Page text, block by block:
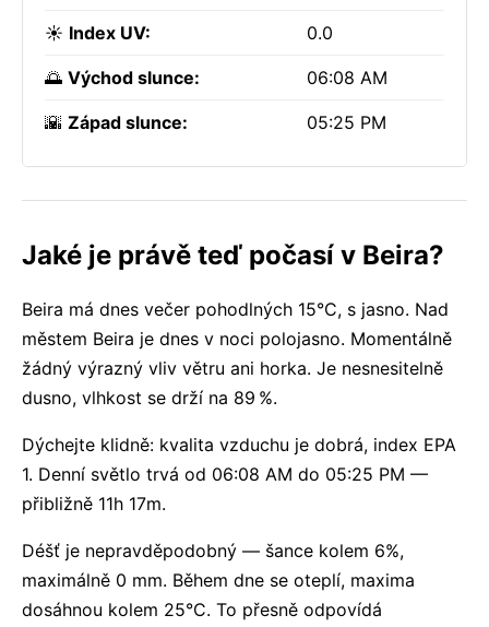
☀️ Index UV: 0.0
🌅 Východ slunce: 06:08 AM
🌇 Západ slunce: 05:25 PM
Jaké je právě teď počasí v Beira?
Beira má dnes večer pohodlných 15°C, s jasno. Nad
městem Beira je dnes v noci polojasno. Momentálně
žádný výrazný vliv větru ani horka. Je nesnesitelně
dusno, vlhkost se drží na 89 %.
Dýchejte klidně: kvalita vzduchu je dobrá, index EPA
1. Denní světlo trvá od 06:08 AM do 05:25 PM —
přibližně 11h 17m.
Déšť je nepravděpodobný — šance kolem 6%,
maximálně 0 mm. Během dne se oteplí, maxima
dosáhnou kolem 25°C. To přesně odpovídá